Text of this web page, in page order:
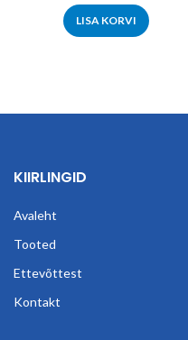
LISA KORVI
KIIRLINGID
Avaleht
Tooted
Ettevõttest
Kontakt